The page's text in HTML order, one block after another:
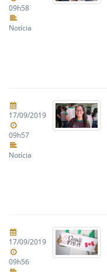
09h58
Notícia
17/09/2019
09h57
Notícia
17/09/2019
09h56